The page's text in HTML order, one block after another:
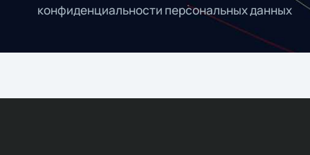
конфиденциальности персональных данных